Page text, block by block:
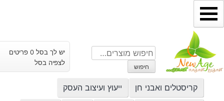
דילוג
לתוכן
חיפוש
עבור:
חיפוש
יש לך בסל 0 פריטים
לצפיה בסל
קריסטלים ואבני חן ייעוץ ועיצוב העסק